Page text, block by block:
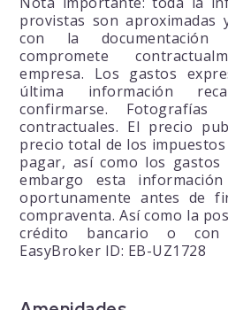
provistas son aproximadas
con la
compromete
empresa. Los gastos
última información
confirmarse.
contractuales. El precio
precio total de los
pagar, así como los gastos
embargo esta
oportunamente antes de
compraventa. Así como la
crédito bancario o con
EasyBroker ID: EB-UZ1728